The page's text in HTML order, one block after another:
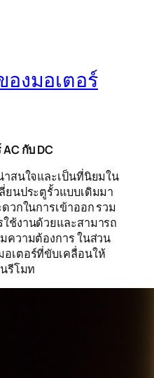
งมอเตอร์
กับ DC
สนใจและเป็นที่นิยมใน
ยนประตูรั้วแบบเดิมมา
วกในการเข้าออก รวม
ช้งานด้วยและสามารถ
ความต้องการ ในส่วน
เตอร์ที่ขับเคลื่อนให้
รีโมท